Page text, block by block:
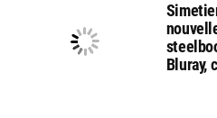
Bluray,